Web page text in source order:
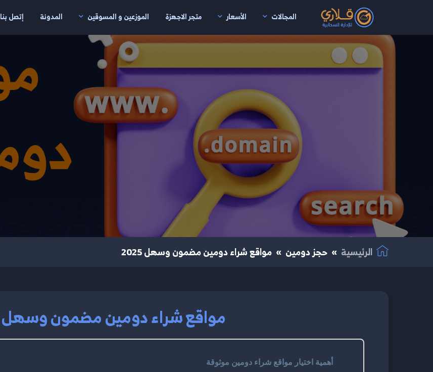
المجالات الأسعار متجر الاجهزة الموزعين و المسوقين المدونة إتصل بنا
انتقال إلى المحتوى الرئيسي
الرئيسية حجز دومين مواقع شراء دومين مضمون وسهل 2025
مواقع شراء دومين مضمون وسهل 2025
أهمية اختيار مواقع شراء دومين موثوقة